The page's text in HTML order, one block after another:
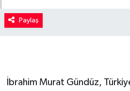
Paylaş
İbrahim Murat Gündüz,